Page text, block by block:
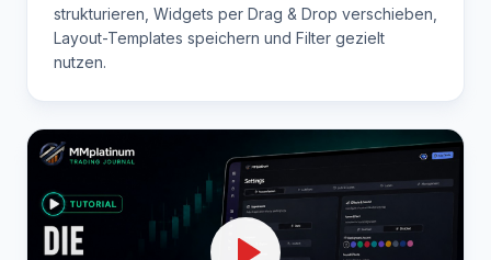
strukturieren, Widgets per Drag & Drop verschieben,
Layout-Templates speichern und Filter gezielt
nutzen.